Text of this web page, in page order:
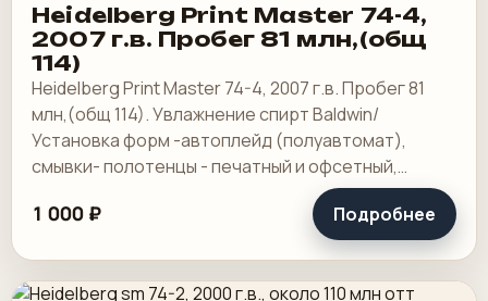
Heidelberg Print Master 74-4,
2007 г.в. Пробег 81 млн,(общ
114)
Heidelberg Print Master 74-4, 2007 г.в. Пробег 81
млн,(общ 114). Увлажнение спирт Baldwin/
Установка форм -автоплейд (полуавтомат),
смывки- полотенцы - печатный и офсетный,
выносной пульт ClassicCenter -PM74 - краски и.
1 000 ₽ Подробнее